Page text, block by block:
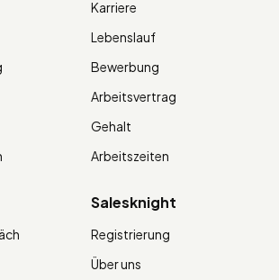
Karriere
Lebenslauf
Bewerbung
Arbeitsvertrag
Gehalt
Arbeitszeiten
Salesknight
Registrierung
Über uns